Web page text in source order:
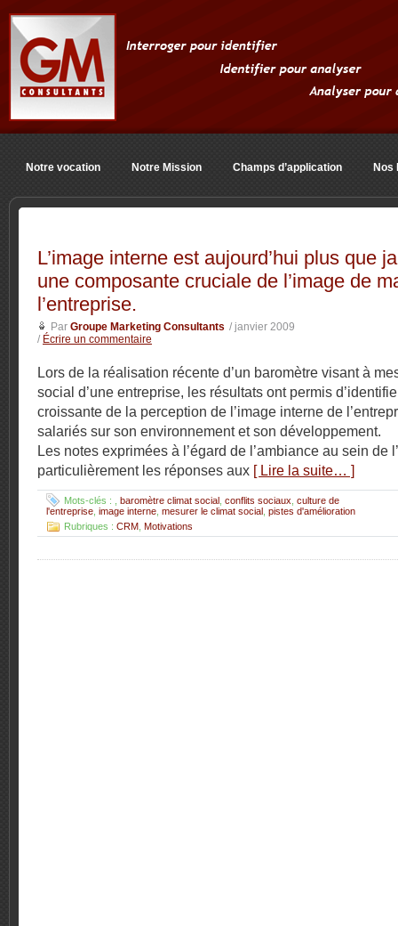
Notre vocation Notre Mission Champs d’application Nos
L’image interne est aujourd’hui plus que
une composante cruciale de l’image de
l’entreprise.
Par Groupe Marketing Consultants / janvier 2009
/ Écrire un commentaire
Lors de la réalisation récente d’un baromètre visant à
social d’une entreprise, les résultats ont permis
croissante de la perception de l’image interne de
salariés sur son environnement et son développement.
Les notes exprimées à l’égard de l’ambiance au sein de
particulièrement les réponses aux [ Lire la suite… ]
Mots-clés : baromètre climat social conflits sociaux culture de
l'entreprise image interne mesurer le climat social pistes d'amélioration
Rubriques : CRM Motivations